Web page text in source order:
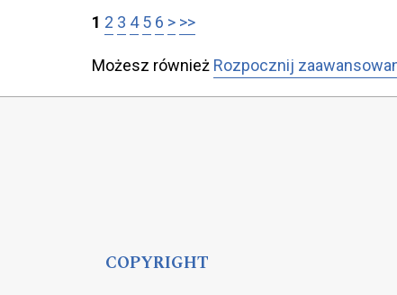
1 2 3 4 5 6 > >>
Możesz również Rozpocznij
COPYRIGHT